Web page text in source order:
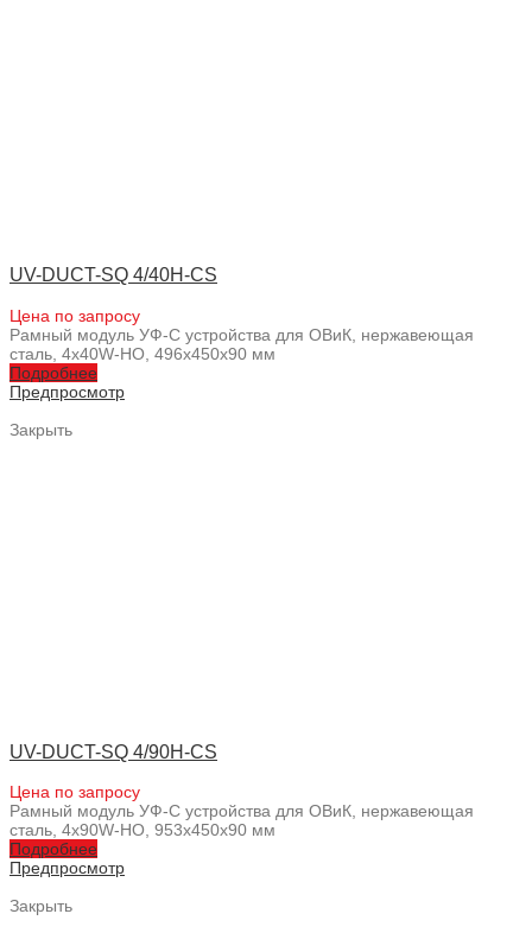
UV-DUCT-SQ 4/40H-CS
Цена по запросу
Рамный модуль УФ-С устройства для ОВиК, нержавеющая
сталь, 4x40W-HO, 496x450x90 мм
Подробнее
Предпросмотр
Закрыть
UV-DUCT-SQ 4/90H-CS
Цена по запросу
Рамный модуль УФ-С устройства для ОВиК, нержавеющая
сталь, 4x90W-HO, 953x450x90 мм
Подробнее
Предпросмотр
Закрыть